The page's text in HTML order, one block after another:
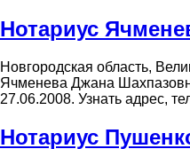
Нотариус
Новгородская область,
Ячменева Джана
27.06.2008. Узнать адрес,
Нотариус